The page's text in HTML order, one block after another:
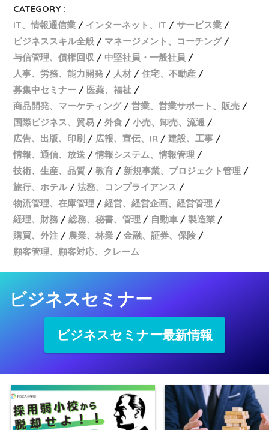
CATEGORY :
IT、情報通信業
インターネット、IT
サービス業
ビジネススキル全般
マネージメント、コーチング
与信管理、債権回収
中堅社員・一般社員
人事、労務、能力開発
人材
住宅、不動産
募集中セミナー
医薬、福祉
商品開発、マーケティング
営業、営業サポート、販売
国際ビジネス、貿易
外食
小売、卸売、流通
広告、出版、印刷
広報、宣伝、IR
建設、工事
情報、通信、放送
情報システム、情報管理
技術、生産、品質
教育
新規事業、プロジェクト管理
旅行、ホテル
法務、コンプライアンス
物流管理、在庫管理
経営、経営企画、経営管理
経理、財務
総務、秘書、管理 自動車
製造業
購買、外注
農業、林業
金融、証券、保険
顧客管理、顧客対応、クレーム
ビジネスセミナー
ビジネスセミナー最新情報